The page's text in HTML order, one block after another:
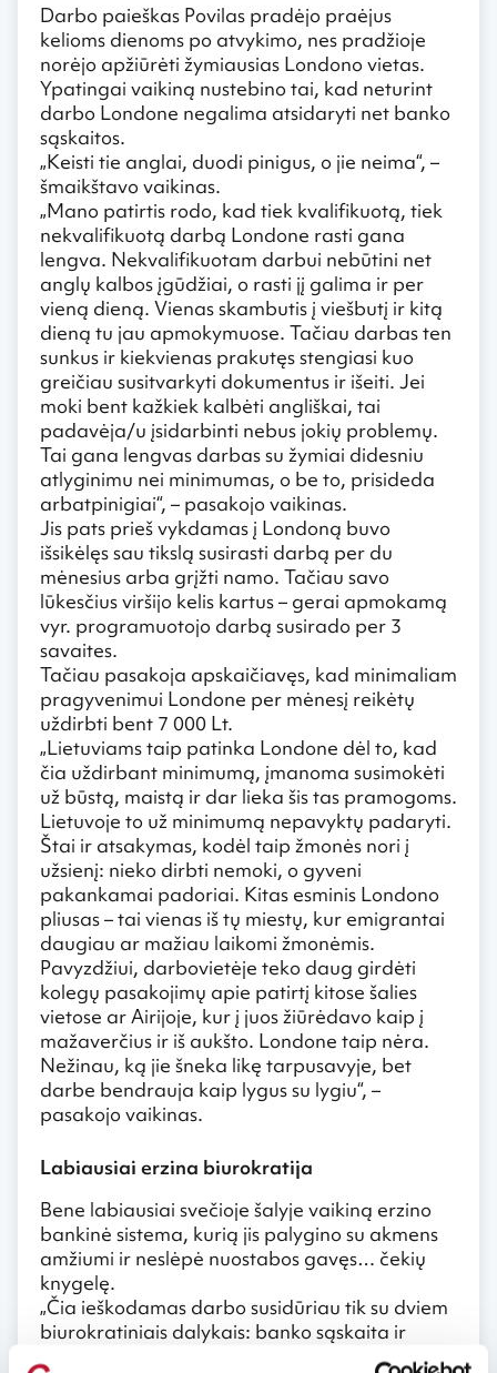
Darbo paieškas Povilas pradėjo praėjus
kelioms dienoms po atvykimo, nes pradžioje
norėjo apžiūrėti žymiausias Londono vietas.
Ypatingai vaikiną nustebino tai, kad neturint
darbo Londone negalima atsidaryti net banko
sąskaitos.
„Keisti tie anglai, duodi pinigus, o jie neima“, –
šmaikštavo vaikinas.
„Mano patirtis rodo, kad tiek kvalifikuotą, tiek
nekvalifikuotą darbą Londone rasti gana
lengva. Nekvalifikuotam darbui nebūtini net
anglų kalbos įgūdžiai, o rasti jį galima ir per
vieną dieną. Vienas skambutis į viešbutį ir kitą
dieną tu jau apmokymuose. Tačiau darbas ten
sunkus ir kiekvienas prakutęs stengiasi kuo
greičiau susitvarkyti dokumentus ir išeiti. Jei
moki bent kažkiek kalbėti angliškai, tai
padavėja/u įsidarbinti nebus jokių problemų.
Tai gana lengvas darbas su žymiai didesniu
atlyginimu nei minimumas, o be to, prisideda
arbatpinigiai“, – pasakojo vaikinas.
Jis pats prieš vykdamas į Londoną buvo
išsikėlęs sau tikslą susirasti darbą per du
mėnesius arba grįžti namo. Tačiau savo
lūkesčius viršijo kelis kartus – gerai apmokamą
vyr. programuotojo darbą susirado per 3
savaites.
Tačiau pasakoja apskaičiavęs, kad minimaliam
pragyvenimui Londone per mėnesį reikėtų
uždirbti bent 7 000 Lt.
„Lietuviams taip patinka Londone dėl to, kad
čia uždirbant minimumą, įmanoma susimokėti
už būstą, maistą ir dar lieka šis tas pramogoms.
Lietuvoje to už minimumą nepavyktų padaryti.
Štai ir atsakymas, kodėl taip žmonės nori į
užsienį: nieko dirbti nemoki, o gyveni
pakankamai padoriai. Kitas esminis Londono
pliusas – tai vienas iš tų miestų, kur emigrantai
daugiau ar mažiau laikomi žmonėmis.
Pavyzdžiui, darbovietėje teko daug girdėti
kolegų pasakojimų apie patirtį kitose šalies
vietose ar Airijoje, kur į juos žiūrėdavo kaip į
mažaverčius ir iš aukšto. Londone taip nėra.
Nežinau, ką jie šneka likę tarpusavyje, bet
darbe bendrauja kaip lygus su lygiu“, –
pasakojo vaikinas.
Labiausiai erzina biurokratija
Bene labiausiai svečioje šalyje vaikiną erzino
bankinė sistema, kurią jis palygino su akmens
amžiumi ir neslėpė nuostabos gavęs… čekių
knygelę.
„Čia ieškodamas darbo susidūriau tik su dviem
biurokratiniais dalykais: banko sąskaita ir
nacionalinio draudimo numeriu (NIN). Dėl